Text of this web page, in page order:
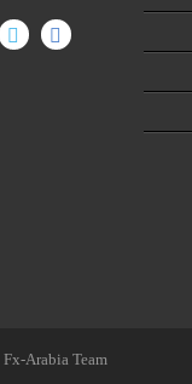
Fx-Arabia Team